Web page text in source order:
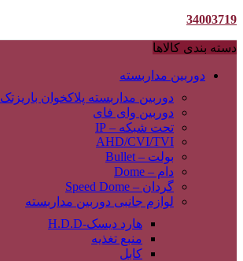
34003719
دسته بندی کالاها
دوربین مداربسته
دوربین مداربسته پلاکخوان باریزتک
دوربین وای فای
تحت شبکه – IP
AHD/CVI/TVI
بولت – Bullet
دام – Dome
گردان – Speed Dome
لوازم جانبی دوربین مداربسته
هارد دیسک-H.D.D
منبع تغذیه
کابل